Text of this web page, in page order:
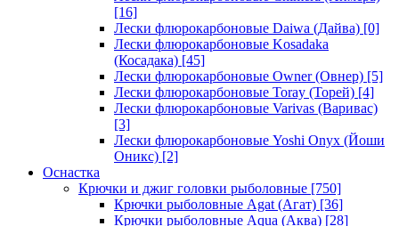
[16]
Лески флюрокарбоновые Daiwa (Дайва) [0]
Лески флюрокарбоновые Kosadaka
(Косадака) [45]
Лески флюрокарбоновые Owner (Овнер) [5]
Лески флюрокарбоновые Toray (Торей) [4]
Лески флюрокарбоновые Varivas (Варивас)
[3]
Лески флюрокарбоновые Yoshi Onyx (Йоши
Оникс) [2]
Оснастка
Крючки и джиг головки рыболовные [750]
Крючки рыболовные Agat (Агат) [36]
Крючки рыболовные Aqua (Аква) [28]